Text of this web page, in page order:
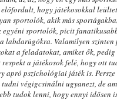
hogy játékosokkal
sportolók, akik más
egyéni sportolók, picit
labdarúgókra. Valamilyen szinten
a feladatokat, amiket ők,
a játékosok felé, hogy ott
apró pszichológiai játék is.
végigcsinálni ugyanezt, de
tudok lenni, hogy ennyi idősen